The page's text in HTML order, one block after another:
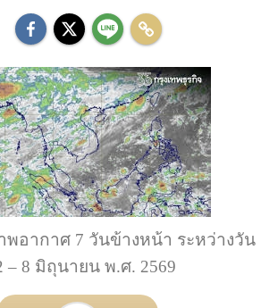
อากาศ 7 วันข้างหน้า ระหว่างวัน
– 8 มิถุนายน พ.ศ. 2569